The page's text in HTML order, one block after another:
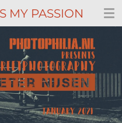
MY PASSION